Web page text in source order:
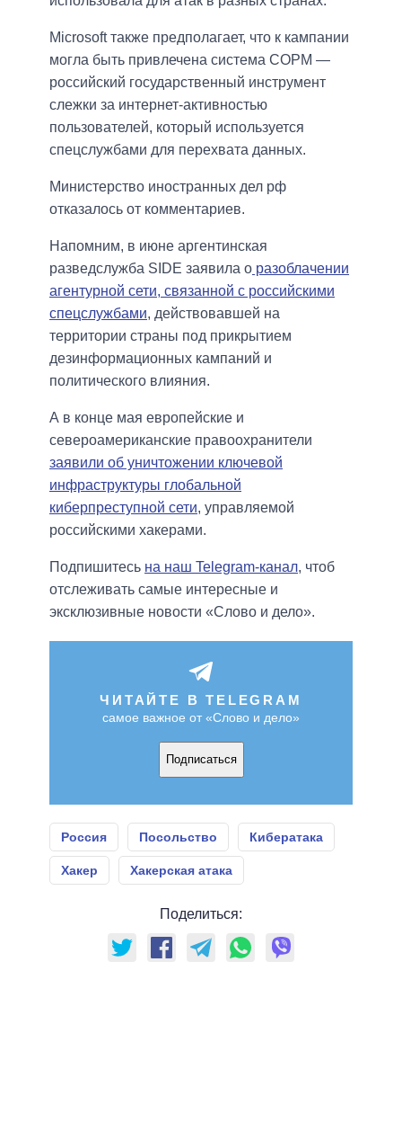
Microsoft также предполагает, что к кампании
могла быть привлечена система СОРМ —
российский государственный инструмент
слежки за интернет-активностью
пользователей, который используется
спецслужбами для перехвата данных.
Министерство иностранных дел рф
отказалось от комментариев.
Напомним, в июне аргентинская
разведслужба SIDE заявила о разоблачении
агентурной сети, связанной с российскими
спецслужбами, действовавшей на
территории страны под прикрытием
дезинформационных кампаний и
политического влияния.
А в конце мая европейские и
североамериканские правоохранители
заявили об уничтожении ключевой
инфраструктуры глобальной
киберпреступной сети, управляемой
российскими хакерами.
Подпишитесь на наш Telegram-канал, чтоб
отслеживать самые интересные и
эксклюзивные новости «Слово и дело».
ЧИТАЙТЕ В TELEGRAM
самое важное от «Слово и дело»
Подписаться
Россия Посольство Кибератака
Хакер Хакерская атака
Поделиться: